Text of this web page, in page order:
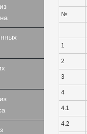
№
1
2
3
4
4.1
4.2